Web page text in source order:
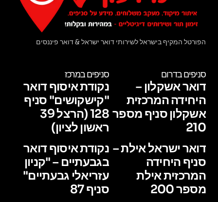
הפורטל המקיף בישראל לשירותי דואר ישראל & דואר פיננסים
סניפים בדרום
דואר אשקלון –
היחידה המרכזית
אשקלון סניף מספר
210
דואר ישראל אילת –
סניף היחידה
המרכזית אילת
מספר 200
סניפים במרכז
נקודת איסוף דואר
"קישקושים" סניף
128 (הרצל 39
ראשון לציון)
נקודת איסוף דואר
בגבעתיים – "קניון
עזריאלי גבעתיים"
סניף 87